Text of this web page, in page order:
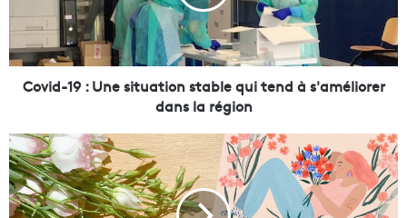
9
:
s
i
t
u
Covid-19 : Une situation stable qui tend à s'améliorer
dans la région
P
o
u
r